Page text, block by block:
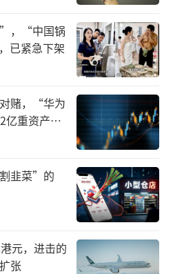
示，零食量贩渠道收益较
，其收益已占集团总收
等新兴渠道持续保持优
位数良好增长，已成为集
。
全面布局主流电商平台
自营旗舰店矩阵，在内
播电商均表现优秀，即
。在线下新业态方面，
拓展智能零售终端网点，
万。
”，“中国锅
已紧急下架
赌，“华为
亿重资产考
韭菜”的
元，进击的
张